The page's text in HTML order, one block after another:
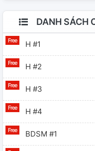
DANH SÁCH
H #1
H #2
H #3
H #4
BDSM #1